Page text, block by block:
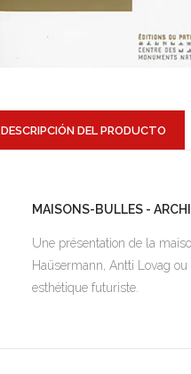
DESCRIPCIÓN DEL PRODUCTO
MAISONS-BULLES -
Une présentation de la
Haüsermann, Antti Lovag
esthétique futuriste.